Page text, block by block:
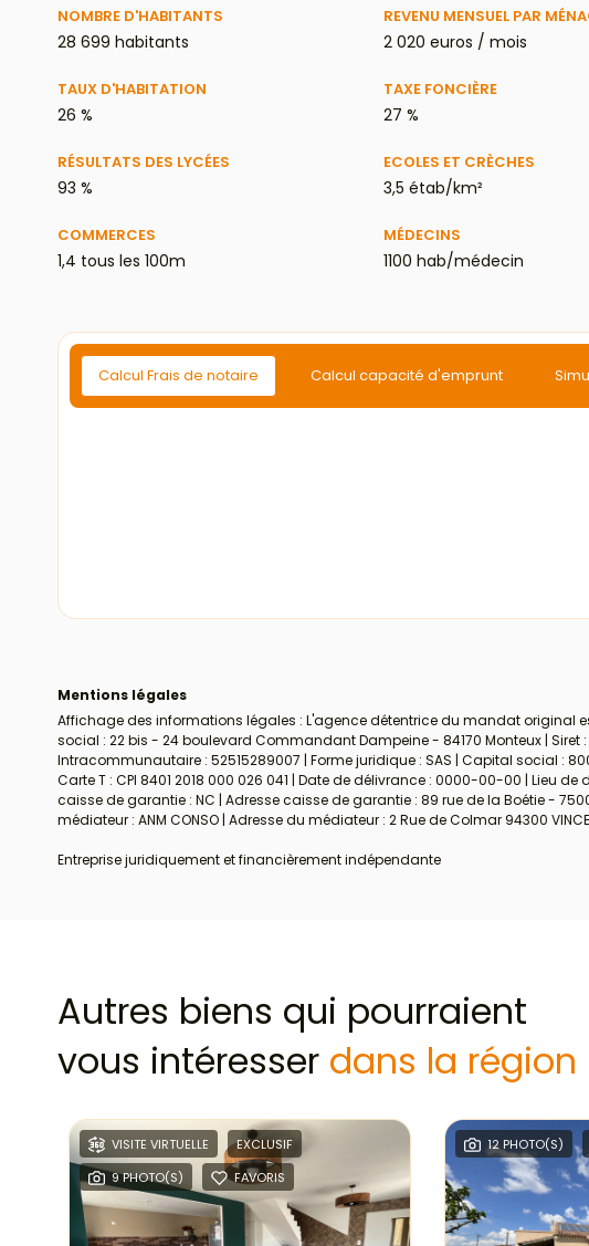
NOMBRE D'HABITANTS
28 699 habitants
REVENU MENSUEL PAR
2 020 euros / mois
TAUX D'HABITATION
26 %
TAXE FONCIÈRE
27 %
RÉSULTATS DES LYCÉES
93 %
ECOLES ET CRÈCHES
3,5 étab/km²
COMMERCES
1,4 tous les 100m
MÉDECINS
1100 hab/médecin
Calcul Frais de notaire Calcul capacité d'emprunt
Mentions légales
Affichage des informations légales : L'agence détentrice du mandat original est
social : 22 bis - 24 boulevard Commandant Dampeine - 84170 Monteux | Siret :
Intracommunautaire : 52515289007 | Forme juridique : SAS | Capital social :
Carte T : CPI 8401 2018 000 026 041 | Date de délivrance : 0000-00-00 | Lieu
caisse de garantie : NC | Adresse caisse de garantie : 89 rue de la Boétie -
médiateur : ANM CONSO | Adresse du médiateur : 2 Rue de Colmar 94300
Entreprise juridiquement et financièrement indépendante
Autres biens qui pourraient
vous intéresser dans la région
VISITE VIRTUELLE
EXCLUSIF
9 PHOTO(S)
FAVORIS
12 PHOTO(S)